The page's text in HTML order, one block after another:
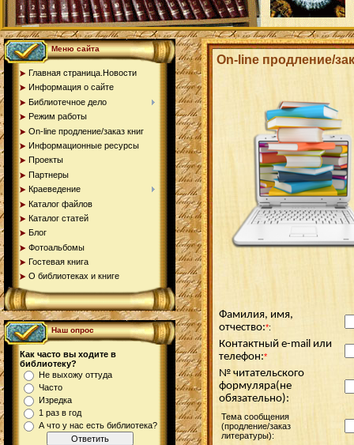
Меню сайта
Главная страница.Новости
Информация о сайте
Библиотечное дело
Режим работы
On-line продление/заказ книг
Информационные ресурсы
Проекты
Партнеры
Краеведение
Каталог файлов
Каталог статей
Блог
Фотоальбомы
Гостевая книга
О библиотеках и книге
Наш опрос
Как часто вы ходите в
библиотеку?
Не выхожу оттуда
Часто
Изредка
1 раз в год
А что у нас есть библиотека?
On-line продление/
Фамилия, имя,
отчество:*:
Контактный е-mail или
телефон:*
№ читательского
формуляра(не
обязательно):
Тема сообщения
(продление/заказ
литературы):